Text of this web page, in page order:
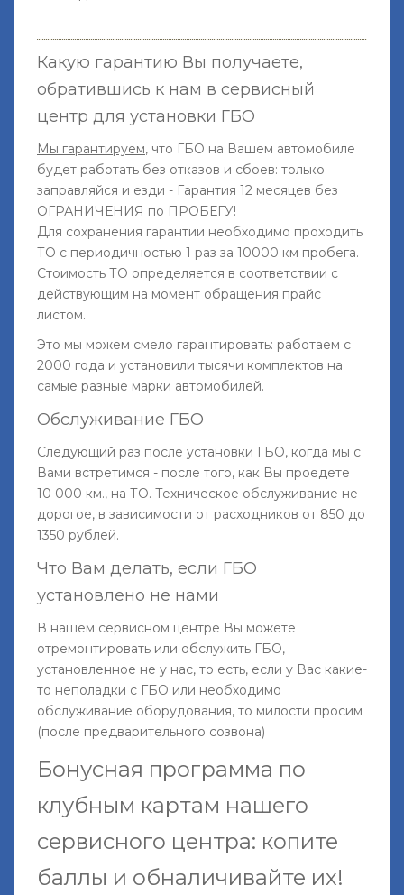
Какую гарантию Вы получаете,
обратившись к нам в сервисный
центр для установки ГБО
Мы гарантируем, что ГБО на Вашем автомобиле
будет работать без отказов и сбоев: только
заправляйся и езди - Гарантия 12 месяцев без
ОГРАНИЧЕНИЯ по ПРОБЕГУ!
Для сохранения гарантии необходимо проходить
ТО с периодичностью 1 раз за 10000 км пробега.
Стоимость ТО определяется в соответствии с
действующим на момент обращения прайс
листом.
Это мы можем смело гарантировать: работаем с
2000 года и установили тысячи комплектов на
самые разные марки автомобилей.
Обслуживание ГБО
Следующий раз после установки ГБО, когда мы с
Вами встретимся - после того, как Вы проедете
10 000 км., на ТО. Техническое обслуживание не
дорогое, в зависимости от расходников от 850 до
1350 рублей.
Что Вам делать, если ГБО
установлено не нами
В нашем сервисном центре Вы можете
отремонтировать или обслужить ГБО,
установленное не у нас, то есть, если у Вас какие-
то неполадки с ГБО или необходимо
обслуживание оборудования, то милости просим
(после предварительного созвона)
Бонусная программа по
клубным картам нашего
сервисного центра: копите
баллы и обналичивайте их!